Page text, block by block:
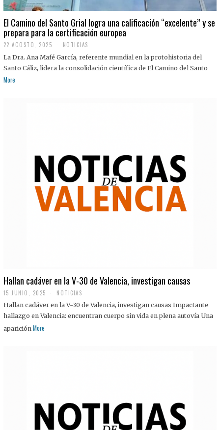
El Camino del Santo Grial logra una calificación “excelente” y se
prepara para la certificación europea
22 AGOSTO, 2025
2
A
G
NOTICIAS
La Dra. Ana Mafé García, referente mundial en la protohistoria del
Santo Cáliz, lidera la consolidación científica de El Camino del Santo
More
Hallan cadáver en la V-30 de Valencia, investigan causas
15 JUNIO, 2025 NOTICIAS
Hallan cadáver en la V-30 de Valencia, investigan causas Impactante
hallazgo en Valencia: encuentran cuerpo sin vida en plena autovía Una
aparición More